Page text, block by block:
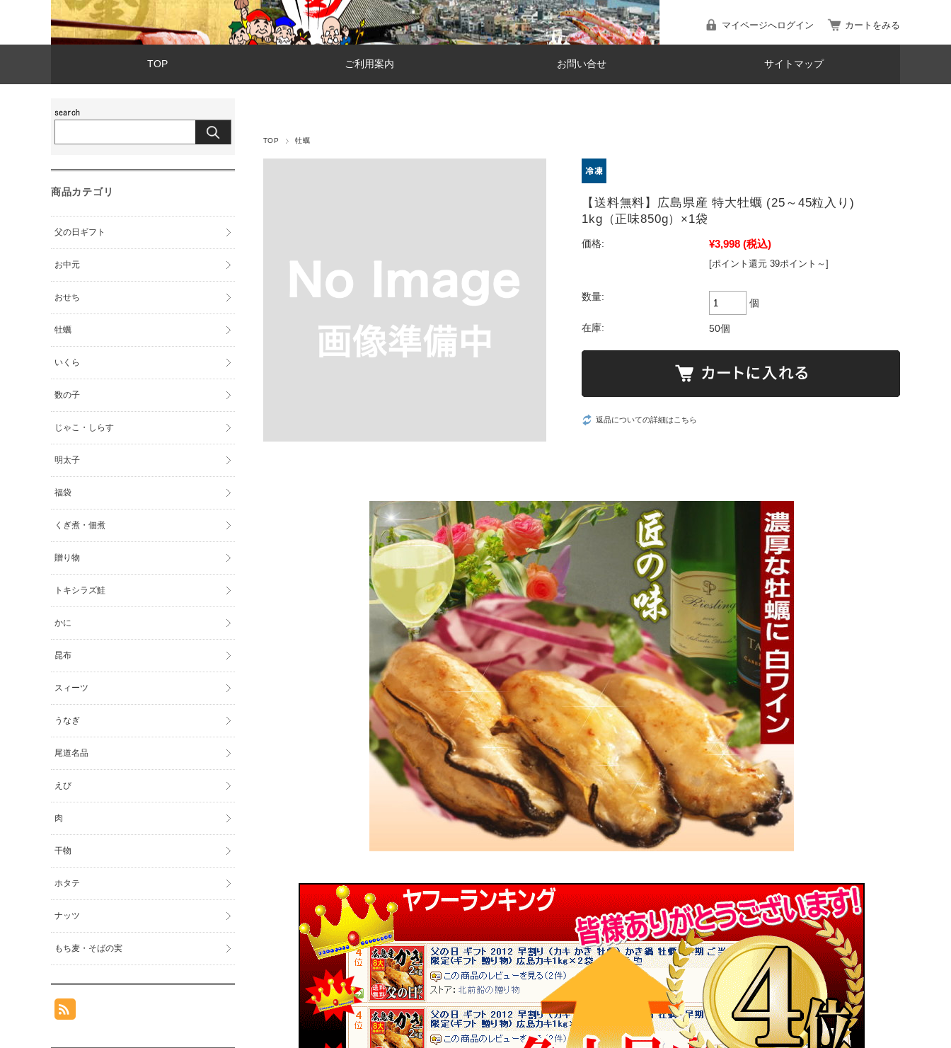
マイページへログイン カートをみる
TOP ご利用案内 お問い合せ サイトマップ
TOP 牡蠣
【送料無料】広島県産 特大牡蠣 (25～45粒入り)
1kg（正味850g）×1袋
価格: ¥3,998 (税込)
[ポイント還元 39ポイント～]
数量:
個
在庫: 50個
返品についての詳細はこちら
商品カテゴリ
父の日ギフト
お中元
おせち
牡蠣
いくら
数の子
じゃこ・しらす
明太子
福袋
くぎ煮・佃煮
贈り物
トキシラズ鮭
かに
昆布
スィーツ
うなぎ
尾道名品
えび
肉
干物
ホタテ
ナッツ
もち麦・そばの実